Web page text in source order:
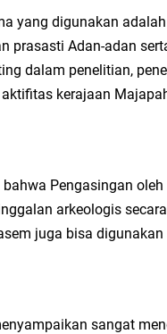
PDI Perjuangan Gresik
Husada Balongpanggang
yang digunakan
prasasti Adan-adan
dalam penelitian,
kerajaan
Pengasingan
arkeologis
juga bisa
sangat